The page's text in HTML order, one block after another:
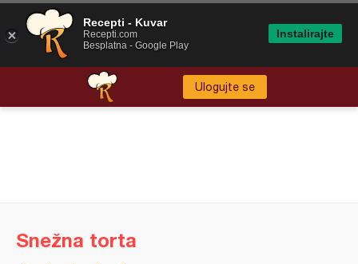
Ulogujte se
Snežna torta
Recepti - Kuvar
Recepti.com
Besplatna - Google Play
Instalirajte